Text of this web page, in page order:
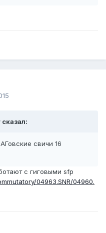
свичи 16
с гиговыми sfp
04963.SNR/04960.